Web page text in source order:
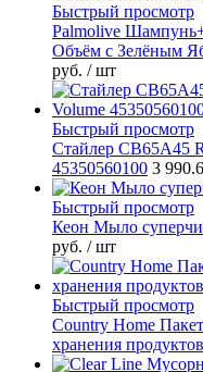
Быстрый просмотр
Palmolive
Объём с Зелёным
руб. / шт
Быстрый просмотр
Стайлер CB65A45
45350560100 3
Быстрый просмотр
Кеон Мыло
руб. / шт
Быстрый просмотр
Country Home
хранения